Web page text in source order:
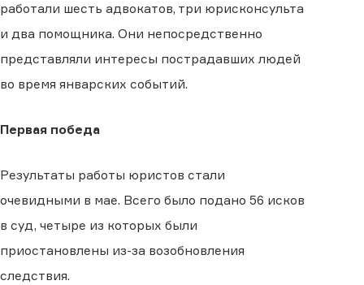
работали шесть адвокатов, три юрисконсульта
и два помощника. Они непосредственно
представляли интересы пострадавших людей
во время январских событий.
Первая победа
Результаты работы юристов стали
очевидными в мае. Всего было подано 56 исков
в суд, четыре из которых были
приостановлены из-за возобновления
следствия.